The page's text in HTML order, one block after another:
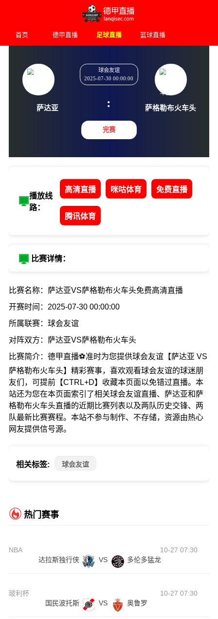
首页 德甲直播 足球直播 篮球直播
球会友谊
2025-07-30 00:00:00
:
完赛
播放线
路：
高清直播 咪咕体育 免费直播
腾讯体育
比赛详情：
比赛名称：萨达亚VS萨格勒布火车头免费高清直播
开赛时间：2025-07-30 00:00:00
所属联赛：球会友谊
对阵双方：萨达亚VS萨格勒布火车头
比赛简介：德甲直播⚽准时为您提供球会友谊【萨达亚 VS
萨格勒布火车头】精彩赛事，喜欢观看球会友谊的球迷朋
友们，可提前【CTRL+D】收藏本页面以免错过直播。本
站还为您在本页面索引了相关球会友谊直播、萨达亚和萨
格勒布火车头直播的近期比赛列表以及两队历史交锋、两
队最新比赛赛程。本站不参与制作、不存储，资源由热心
网友提供信号源。
相关标签: 球会友谊
热门赛事
NBA
10-27 07:30
达拉斯独行侠
VS 多伦多猛龙
玻利杯
10-27 07:30
国民波托斯
VS 奥鲁罗